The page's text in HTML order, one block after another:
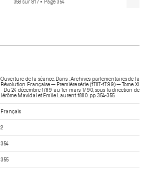
358 sur 817 • Page 354
Ouverture de la séance. Dans : Archives parlementaires de la
Révolution Française — Première série (1787-1799) — Tome XI
- Du 24 décembre 1789 au 1er mars 1790 , sous la direction de
Jérôme Mavidal et Emile Laurent. 1880. pp. 354-355.
Français
2
354
355